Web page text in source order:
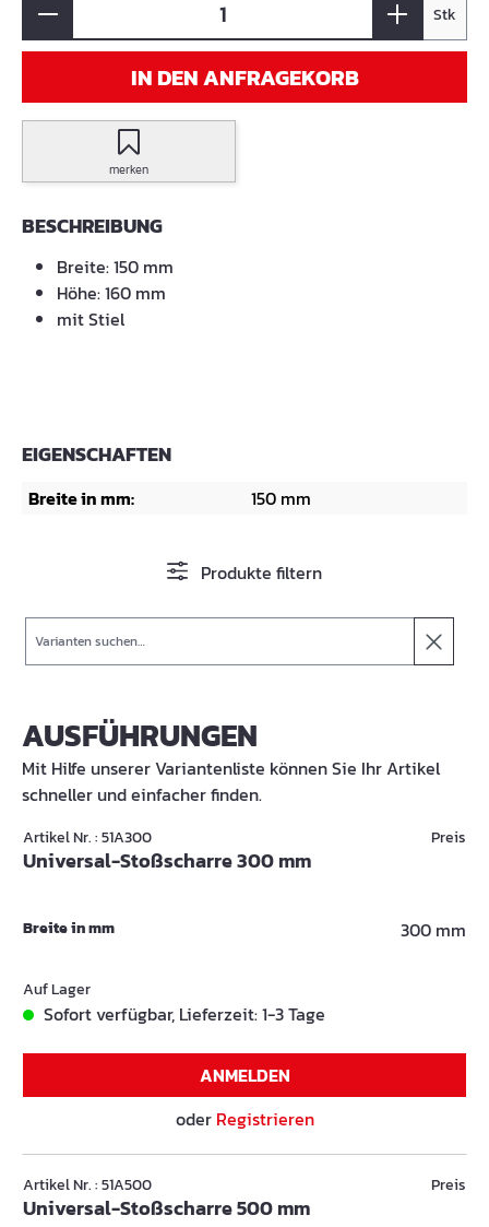
Stk
IN DEN ANFRAGEKORB
merken
BESCHREIBUNG
Breite: 150 mm
Höhe: 160 mm
mit Stiel
EIGENSCHAFTEN
Breite in mm: 150 mm
Produkte filtern
AUSFÜHRUNGEN
Mit Hilfe unserer Variantenliste können Sie Ihr Artikel
schneller und einfacher finden.
Artikel Nr. : 51A300
Universal-Stoßscharre 300 mm
Preis
Breite in mm 300 mm
Auf Lager
Sofort verfügbar, Lieferzeit: 1-3 Tage
ANMELDEN
oder Registrieren
Artikel Nr. : 51A500
Universal-Stoßscharre 500 mm
Preis